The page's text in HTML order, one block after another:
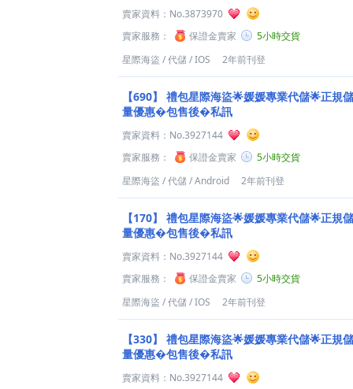
賣家資料： No.3873970
賣家服務：
保證金賣家
5小時交貨
星際海盜 /代儲/IOS 2年前刊登
【690】
禮包星際海盜🌟媛媛專業代儲🌟正規
量優惠�包售後�私訊
賣家資料： No.3927144
賣家服務：
保證金賣家
5小時交貨
星際海盜 /代儲/Android 2年前刊登
【170】
禮包星際海盜🌟媛媛專業代儲🌟正規
量優惠�包售後�私訊
賣家資料： No.3927144
賣家服務：
保證金賣家
5小時交貨
星際海盜 /代儲/IOS 2年前刊登
【330】
禮包星際海盜🌟媛媛專業代儲🌟正規
量優惠�包售後�私訊
賣家資料： No.3927144